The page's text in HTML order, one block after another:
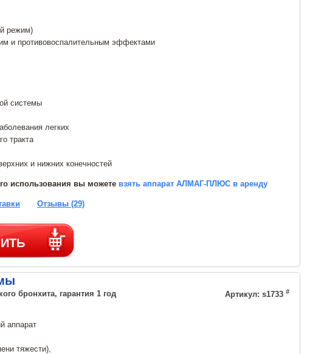
режим)
и противовоспалительным эффектами
системы
легких
тракта
и нижних конечностей
использования вы можете взять аппарат АЛМАГ-ПЛЮС в аренду
Отзывы (29)
бронхита, гарантия 1 год Артикул: s1733 #
аппарат
тяжести),